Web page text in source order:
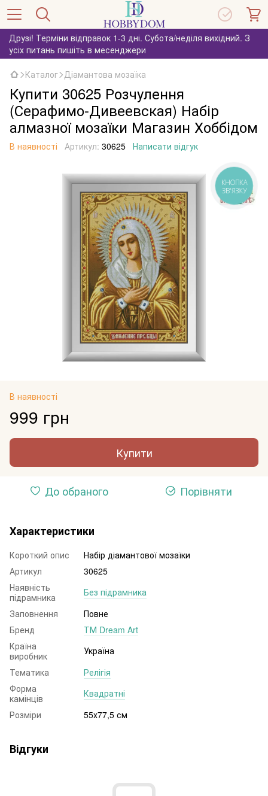
Друзі! Терміни відправок 1-3 дні. Субота/неділя вихідний. З
усіх питань пишіть в месенджери
Каталог Діамантова мозаїка
Купити 30625 Розчулення
(Серафимо-Дивеевская) Набір
алмазної мозаїки Магазин Хоббідом
В наявності Артикул: 30625 Написати відгук
В наявності
999 грн
Купити
До обраного Порівняти
Характеристики
Короткий опис
Набір діамантової мозаїки
Артикул
30625
Наявність
підрамника
Без підрамника
Заповнення
Повне
Бренд
ТМ Dream Art
Країна
виробник
Україна
Тематика
Релігія
Форма
камінців
Квадратні
Розміри
55х77,5 см
Відгуки
КНОПКА
ЗВ'ЯЗКУ